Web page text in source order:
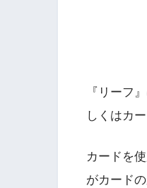
『リーフ』
しくはカ
カードを
がカード